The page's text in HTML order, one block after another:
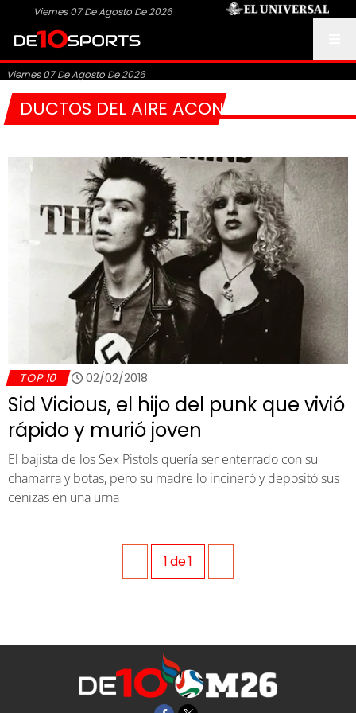
Viernes 07 De Agosto De 2026
Viernes 07 De Agosto De 2026
DUCTOS DEL AIRE ACONDICIONADO
TOP 10 02/02/2018
Sid Vicious, el hijo del punk que vivió
rápido y murió joven
El bajista de los Sex Pistols quería ser enterrado con su
chamarra y botas, pero su madre lo incineró y depositó sus
cenizas en una urna
1de1